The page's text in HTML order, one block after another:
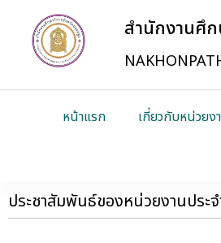
สำนักงานศึ
หน้าแรก เกี่ยวกับหน่วยง
ประชาสัมพันธ์ของหน่วยงานปร